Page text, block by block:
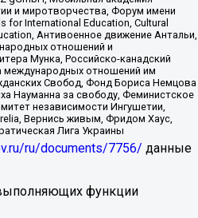
и миротворчества, Форум имени
for International Education, Cultural
Антивоенное движение Антальи,
отношений и
Мунка, Российско-канадский
международных отношений им
Свобод, Фонд Бориса Немцова
Науманна за свободу, Феминистское
независимости Ингушетии,
Вернись живым, Фридом Хаус,
Лига Украины
ru/documents/7756/ данные
функции